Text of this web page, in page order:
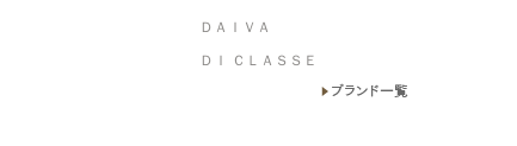
ＤＡＩＶＡ
ＤＩ ＣＬＡＳＳＥ